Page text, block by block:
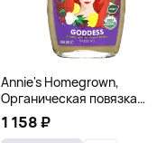
Annie's Homegrown,
Органическая повязка
«Богиня», 236 мл (8 жидк.
унц.)
1 158 ₽